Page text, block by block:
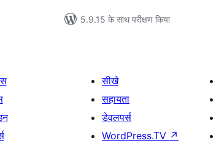
5.9.15 के साथ परीक्षण किया
सीखे
सहायता
डेवलपर्स
WordPress.TV ↗